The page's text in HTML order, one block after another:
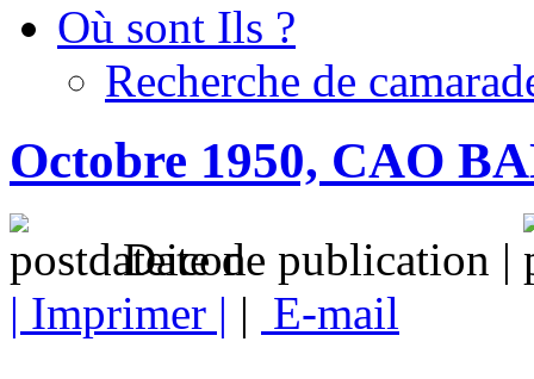
Où sont Ils ?
Recherche de
Octobre 1950, CAO
Date de publication |
| Imprimer | | E-mail